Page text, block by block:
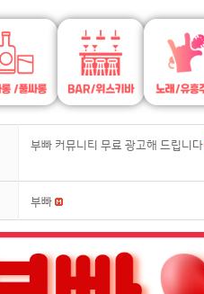
부빠 커뮤니티 무료 광고해 드립니다
부빠